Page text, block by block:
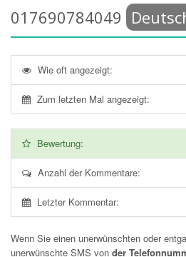
017690784049
Wie oft angezeigt:
Zum letzten Mal angezeigt:
Bewertung:
Anzahl der Kommentare:
Letzter Kommentar:
Wenn Sie einen unerwünschten oder
unerwünschte SMS von der